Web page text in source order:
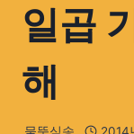
일곱
해